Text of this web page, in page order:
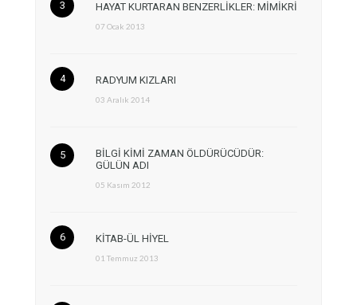
HAYAT KURTARAN BENZERLİKLER: MİMİKRİ
07 Ocak 2013
RADYUM KIZLARI
03 Aralık 2014
BİLGİ KİMİ ZAMAN ÖLDÜRÜCÜDÜR:
GÜLÜN ADI
05 Kasım 2012
KİTAB-ÜL HİYEL
01 Temmuz 2013